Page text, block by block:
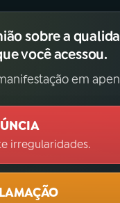
sobre a
você acessou.
em
irregularidades.